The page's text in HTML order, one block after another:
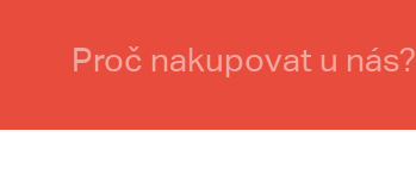
Proč nakupovat u nás?